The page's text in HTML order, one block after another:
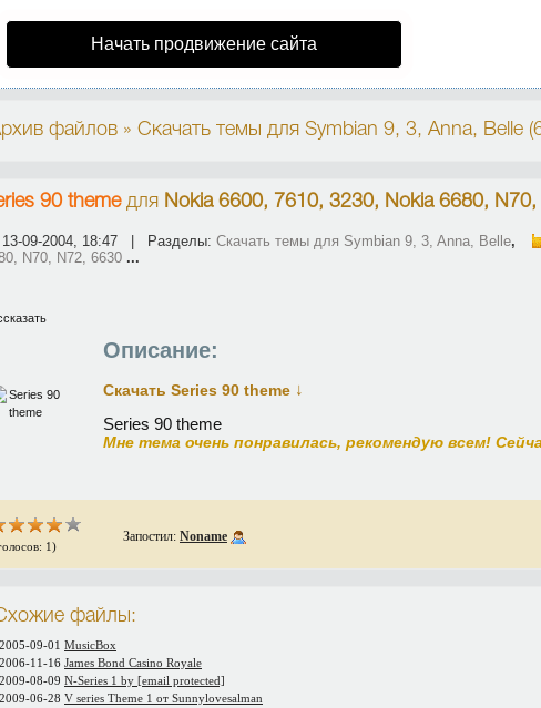
Начать продвижение сайта
файлов » Скачать темы для Symbian 9, 3, Anna, Belle
90 themeдля Nokia 6600, 7610, 3230, Nokia 6680,
13-09-2004, 18:47 | Разделы: Скачать темы для Symbian 9, 3, Anna, Belle,
N70, N72, 6630 ...
Описание:
Скачать Series 90 theme ↓
Series 90 theme
Мне тема очень понравилась, рекомендую всем!
1)
Запостил: Noname
файлы:
2005-09-01 MusicBox
2006-11-16 James Bond Casino Royale
2009-08-09 N-Series 1 by [email protected]
2009-06-28 V series Theme 1 от Sunnylovesalman